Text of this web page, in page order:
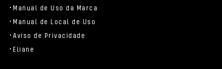
Manual de Uso da Marca
Manual de Local de Uso
Aviso de Privacidade
Eliane